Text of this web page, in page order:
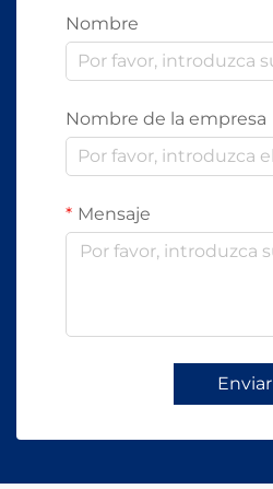
Nombre
Nombre de la empresa
Mensaje
Enviar